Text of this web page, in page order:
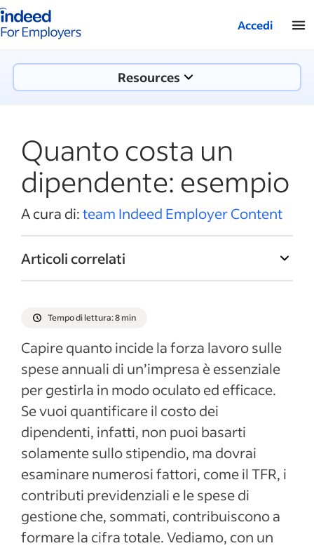
iniziale di Indeed aziende
Accedi
Resources
Quanto costa un
dipendente: esempio
A cura di:team Indeed Employer Content
Articoli correlati
Tempo di lettura: 8 min
Capire quanto incide la forza lavoro sulle
spese annuali di un’impresa è essenziale
per gestirla in modo oculato ed efficace.
Se vuoi quantificare il costo dei
dipendenti, infatti, non puoi basarti
solamente sullo stipendio, ma dovrai
esaminare numerosi fattori, come il TFR, i
contributi previdenziali e le spese di
gestione che, sommati, contribuiscono a
formare la cifra totale. Vediamo, con un